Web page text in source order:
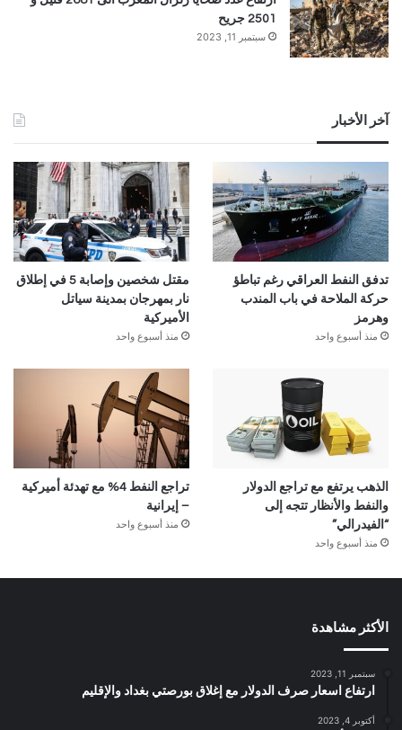
2501 جريح
سبتمبر 11, 2023
آخر الأخبار
تدفق النفط العراقي رغم تباطؤ
حركة الملاحة في باب المندب
وهرمز
منذ أسبوع واحد
مقتل شخصين وإصابة 5 في إطلاق
نار بمهرجان بمدينة سياتل
الأميركية
منذ أسبوع واحد
الذهب يرتفع مع تراجع الدولار
والنفط والأنظار تتجه إلى
“الفيدرالي”
منذ أسبوع واحد
تراجع النفط 4% مع تهدئة أميركية
– إيرانية
منذ أسبوع واحد
الأكثر مشاهدة
سبتمبر 11, 2023
ارتفاع اسعار صرف الدولار مع إغلاق بورصتي بغداد والإقليم
أكتوبر 4, 2023